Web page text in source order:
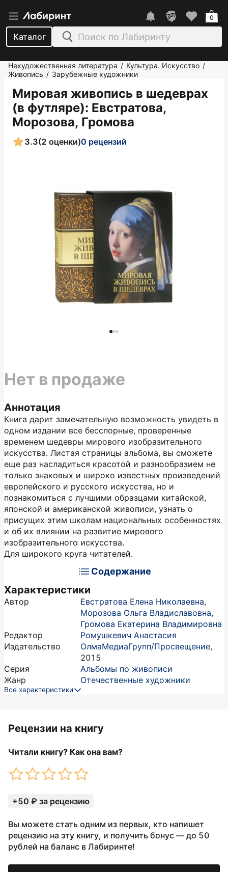
Каталог
0
Нехудожественная литература / Культура. Искусство /
Живопись / Зарубежные художники
Мировая живопись в шедеврах
(в футляре): Евстратова,
Морозова, Громова
3.3(2 оценки)0 рецензий
Аннотация
Книга дарит замечательную возможность увидеть в
одном издании все бесспорные, проверенные
временем шедевры мирового изобразительного
искусства. Листая страницы альбома, вы сможете
еще раз насладиться красотой и разнообразием не
только знаковых и широко известных произведений
европейского и русского искусства, но и
познакомиться с лучшими образцами китайской,
японской и американской живописи, узнать о
присущих этим школам национальных особенностях
и об их влиянии на развитие мирового
изобразительного искусства.
Для широкого круга читателей.
Содержание
Характеристики
Автор Евстратова Елена Николаевна,
Морозова Ольга Владиславовна,
Громова Екатерина Владимировна
Редактор
Ромушкевич Анастасия
Издательство
ОлмаМедиаГрупп/Просвещение,
2015
Серия
Альбомы по живописи
Жанр
Отечественные художники
Все характеристики
Нет в продаже
Рецензии на книгу
Читали книгу? Как она вам?
+50 ₽ за рецензию
Вы можете стать одним из первых, кто напишет
рецензию на эту книгу, и получить бонус — до 50
рублей на баланс в Лабиринте!